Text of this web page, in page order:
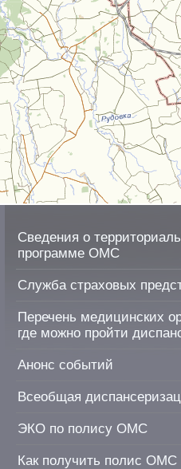
Сведения о
программе ОМС
Служба страховых
Перечень медицинских
где можно пройти
Анонс событий
Всеобщая
ЭКО по полису ОМС
Как получить полис ОМС